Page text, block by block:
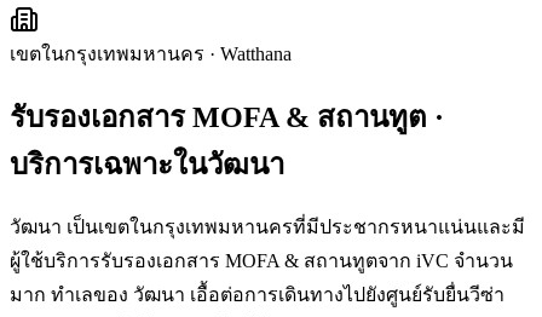
เขตในกรุงเทพมหานคร · Watthana
รับรองเอกสาร MOFA & สถานทูต ·
บริการเฉพาะในวัฒนา
วัฒนา เป็นเขตในกรุงเทพมหานครที่มีประชากรหนาแน่นและมี
ผู้ใช้บริการรับรองเอกสาร MOFA & สถานทูตจาก iVC จำนวน
มาก ทำเลของ วัฒนา เอื้อต่อการเดินทางไปยังศูนย์รับยื่นวีซ่า